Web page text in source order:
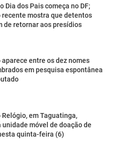
Dia dos Pais começa no DF;
mostra que detentos
de retornar aos presídios
aparece entre os dez nomes
em pesquisa espontânea
Relógio, em Taguatinga,
unidade móvel de doação de
quinta-feira (6)